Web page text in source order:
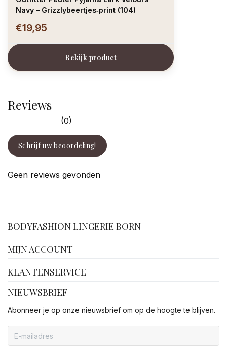
Navy – Grizzlybeertjes‑print (104)
€19,95
Bekijk product
Reviews
(0)
Schrijf uw beoordeling!
Geen reviews gevonden
BODYFASHION LINGERIE BORN
MIJN ACCOUNT
KLANTENSERVICE
NIEUWSBRIEF
Abonneer je op onze nieuwsbrief om op de hoogte te blijven.